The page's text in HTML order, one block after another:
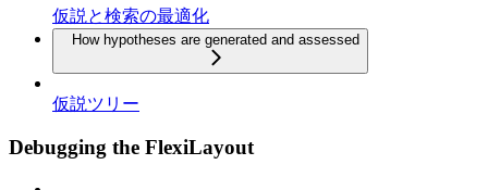
仮説と検索の最適化
How hypotheses are generated and assessed
仮説ツリー
Debugging the FlexiLayout